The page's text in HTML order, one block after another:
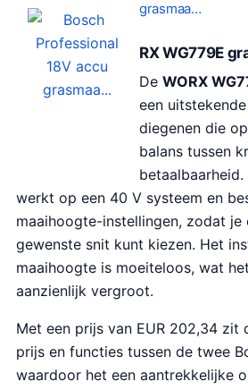
p
r
o
n
k
e
l
i
j
k
r
i
j
grasmaa…
RX WG779E
De WORX
een
diegenen die
balans tussen
werkt op een 40 V systeem en
maaihoogte-instellingen, zodat je
gewenste snit kunt kiezen. Het
maaihoogte is moeiteloos, wat
aanzienlijk vergroot.
Met een prijs van EUR 202,34 zit
prijs en functies tussen de twee
waardoor het een aantrekkelijke